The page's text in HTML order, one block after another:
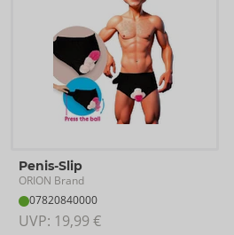
Penis-Slip
ORION Brand
07820840000
UVP: 19,99 €